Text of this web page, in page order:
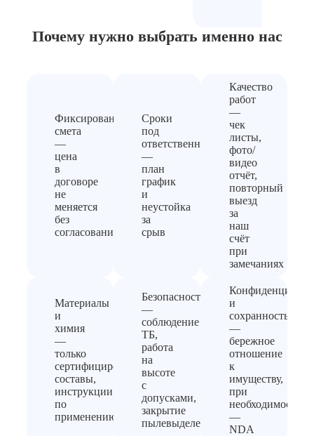
Почему нужно выбрать именно нас
Фиксированная
смета
—
цена
в
договоре
не
меняется
без
согласования
Сроки
под
ответственность
—
план
график
и
неустойка
за
срыв
Качество
работ
—
чек
листы,
фото/
видео
отчёт,
повторный
выезд
за
наш
счёт
при
замечаниях
Материалы
и
химия
—
только
сертифицированные
составы,
инструкции
по
применению
Безопасность
—
соблюдение
ТБ,
работа
на
высоте
с
допусками,
закрытие
пылевыделения
и
сохранность
—
бережное
отношение
к
имуществу,
при
необходимости
—
NDA